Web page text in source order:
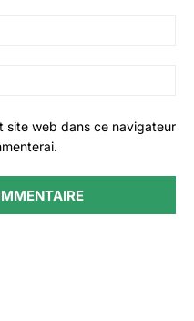
site web dans ce navigateur